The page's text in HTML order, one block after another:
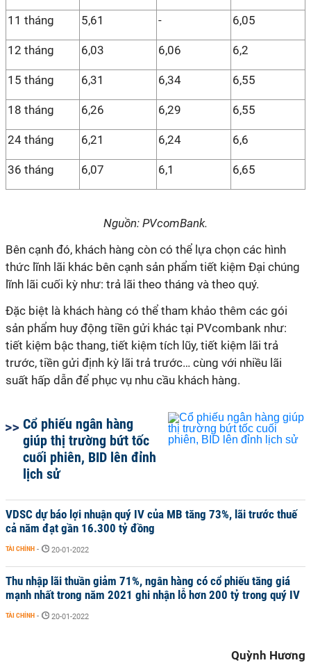
11 tháng 5,61 - 6,05
12 tháng 6,03 6,06 6,2
15 tháng 6,31 6,34 6,55
18 tháng 6,26 6,29 6,55
24 tháng 6,21 6,24 6,6
36 tháng 6,07 6,1 6,65
Nguồn: PVcomBank.
Bên cạnh đó, khách hàng còn có thể lựa chọn các hình
thức lĩnh lãi khác bên cạnh sản phẩm tiết kiệm Đại chúng
lĩnh lãi cuối kỳ như: trả lãi theo tháng và theo quý.
Đặc biệt là khách hàng có thể tham khảo thêm các gói
sản phẩm huy động tiền gửi khác tại PVcombank như:
tiết kiệm bậc thang, tiết kiệm tích lũy, tiết kiệm lãi trả
trước, tiền gửi định kỳ lãi trả trước… cùng với nhiều lãi
suất hấp dẫn để phục vụ nhu cầu khách hàng.
Cổ phiếu ngân hàng
giúp thị trường bứt tốc
cuối phiên, BID lên đỉnh
lịch sử
VDSC dự báo lợi nhuận quý IV của MB tăng 73%, lãi trước thuế
cả năm đạt gần 16.300 tỷ đồng
TÀI CHÍNH - 20-01-2022
Thu nhập lãi thuần giảm 71%, ngân hàng có cổ phiếu tăng giá
mạnh nhất trong năm 2021 ghi nhận lỗ hơn 200 tỷ trong quý IV
TÀI CHÍNH - 20-01-2022
Quỳnh Hương